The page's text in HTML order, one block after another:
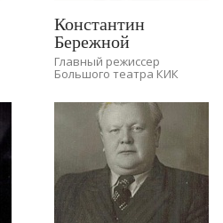
Константин
Бережной
Главный режиссер
Большого театра КИК